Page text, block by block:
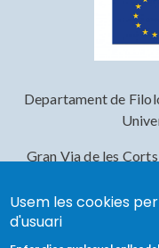
Departament de
Gran Via de les
Usem les cookies
d'usuari